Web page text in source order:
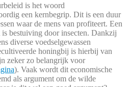
is het woord
een kernbegrip. Dit is een duur
waar de mens van profiteert. Een
bestuiving door insecten. Dankzij
diverse voedselgewassen
honingbij is hierbij van
zeker zo belangrijk voor
). Vaak wordt dit economische
als argument om de wilde